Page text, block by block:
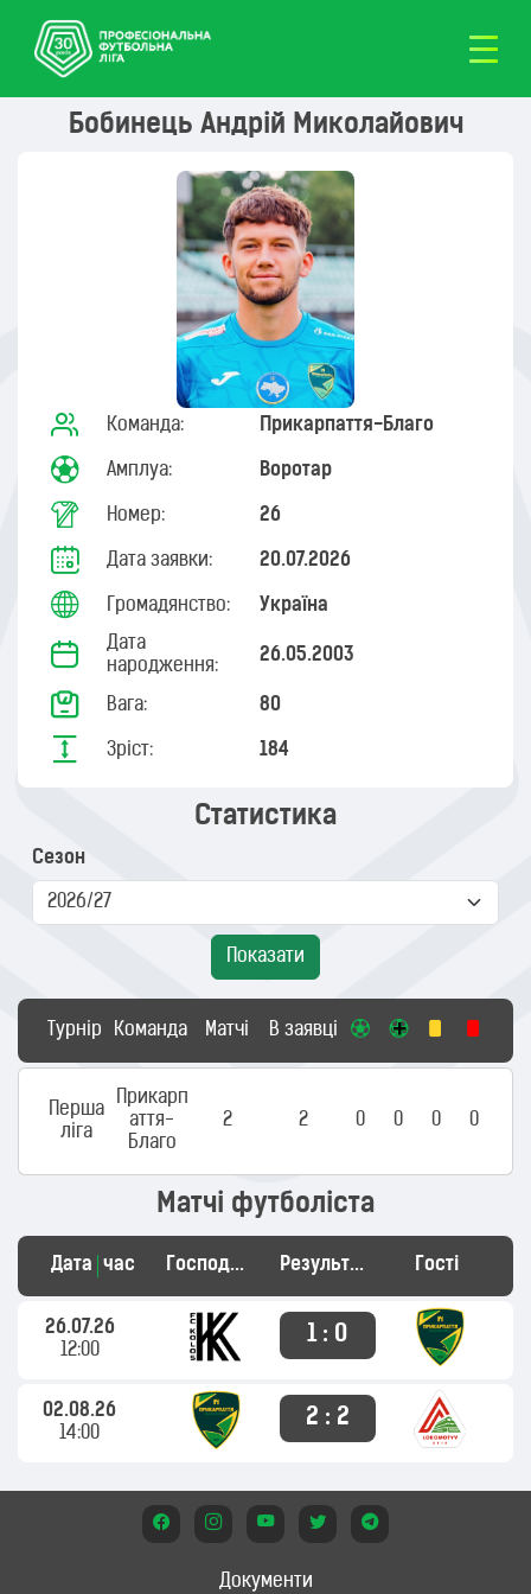
Бобинець Андрій Миколайович
Команда: Прикарпаття-Благо
Амплуа: Воротар
Номер: 26
Дата заявки: 20.07.2026
Громадянство: Україна
Дата
народження:
26.05.2003
Вага: 80
Зріст: 184
Статистика
Сезон
Показати
Турнір Команда Матчі В заявці
Перша
ліга
Прикарп
аття-
Благо
2 2 0 0 0 0
Матчі футболіста
Дата час Господарі Результат Гості
26.07.26
12:00
1 : 0
02.08.26
14:00
2 : 2
Документи